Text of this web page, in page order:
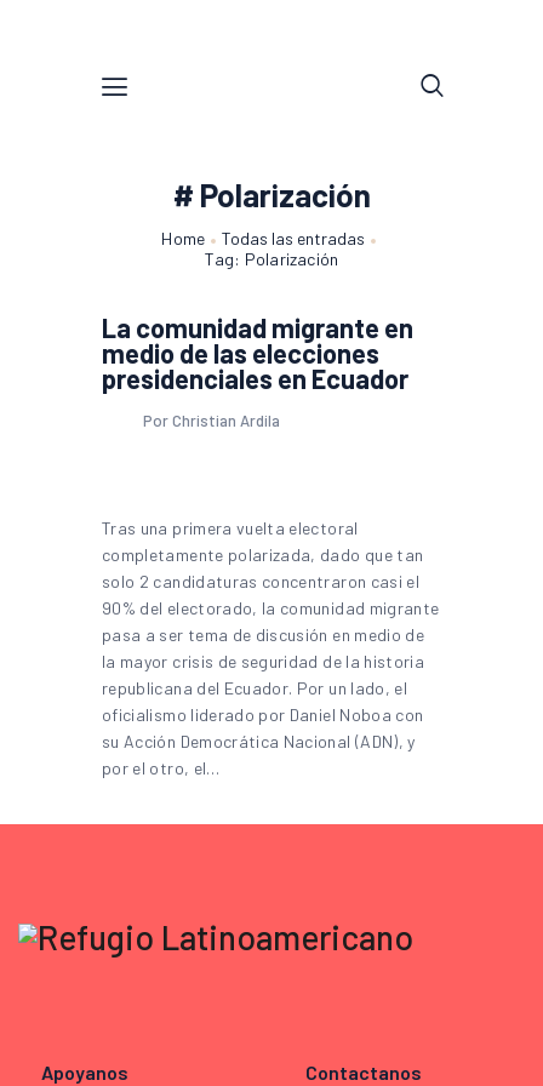
# Polarización
Home
Todas las entradas
Tag: Polarización
La comunidad migrante en
medio de las elecciones
presidenciales en Ecuador
Por Christian Ardila
Tras una primera vuelta electoral
completamente polarizada, dado que tan
solo 2 candidaturas concentraron casi el
90% del electorado, la comunidad migrante
pasa a ser tema de discusión en medio de
la mayor crisis de seguridad de la historia
republicana del Ecuador. Por un lado, el
oficialismo liderado por Daniel Noboa con
su Acción Democrática Nacional (ADN), y
por el otro, el…
Apoyanos Contactanos